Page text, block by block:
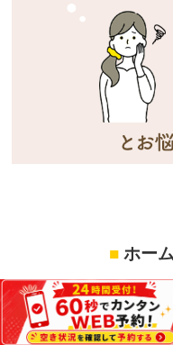
■ホー
＼ お試し整体